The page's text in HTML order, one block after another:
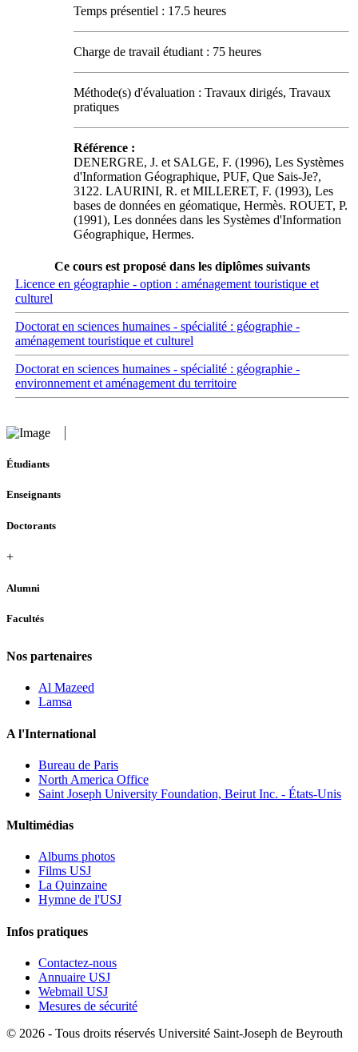
Temps présentiel : 17.5 heures
Charge de travail étudiant : 75 heures
Méthode(s) d'évaluation : Travaux dirigés, Travaux
pratiques
Référence :
DENERGRE, J. et SALGE, F. (1996), Les Systèmes
d'Information Géographique, PUF, Que Sais-Je?,
3122. LAURINI, R. et MILLERET, F. (1993), Les
bases de données en géomatique, Hermès. ROUET, P.
(1991), Les données dans les Systèmes d'Information
Géographique, Hermes.
Ce cours est proposé dans les diplômes suivants
Licence en géographie - option : aménagement touristique et
culturel
Doctorat en sciences humaines - spécialité : géographie -
aménagement touristique et culturel
Doctorat en sciences humaines - spécialité : géographie -
environnement et aménagement du territoire
Étudiants
Enseignants
Doctorants
+
Alumni
Facultés
Nos partenaires
Al Mazeed
Lamsa
A l'International
Bureau de Paris
North America Office
Saint Joseph University Foundation, Beirut Inc. - États-Unis
Multimédias
Albums photos
Films USJ
La Quinzaine
Hymne de l'USJ
Infos pratiques
Contactez-nous
Annuaire USJ
Webmail USJ
Mesures de sécurité
© 2026 - Tous droits réservés Université Saint-Joseph de Beyrouth